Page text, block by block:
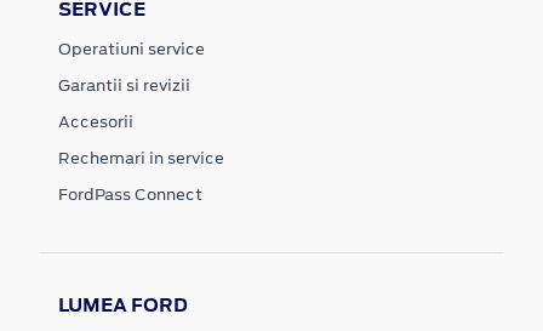
SERVICE
Operatiuni service
Garantii si revizii
Accesorii
Rechemari in service
FordPass Connect
LUMEA FORD